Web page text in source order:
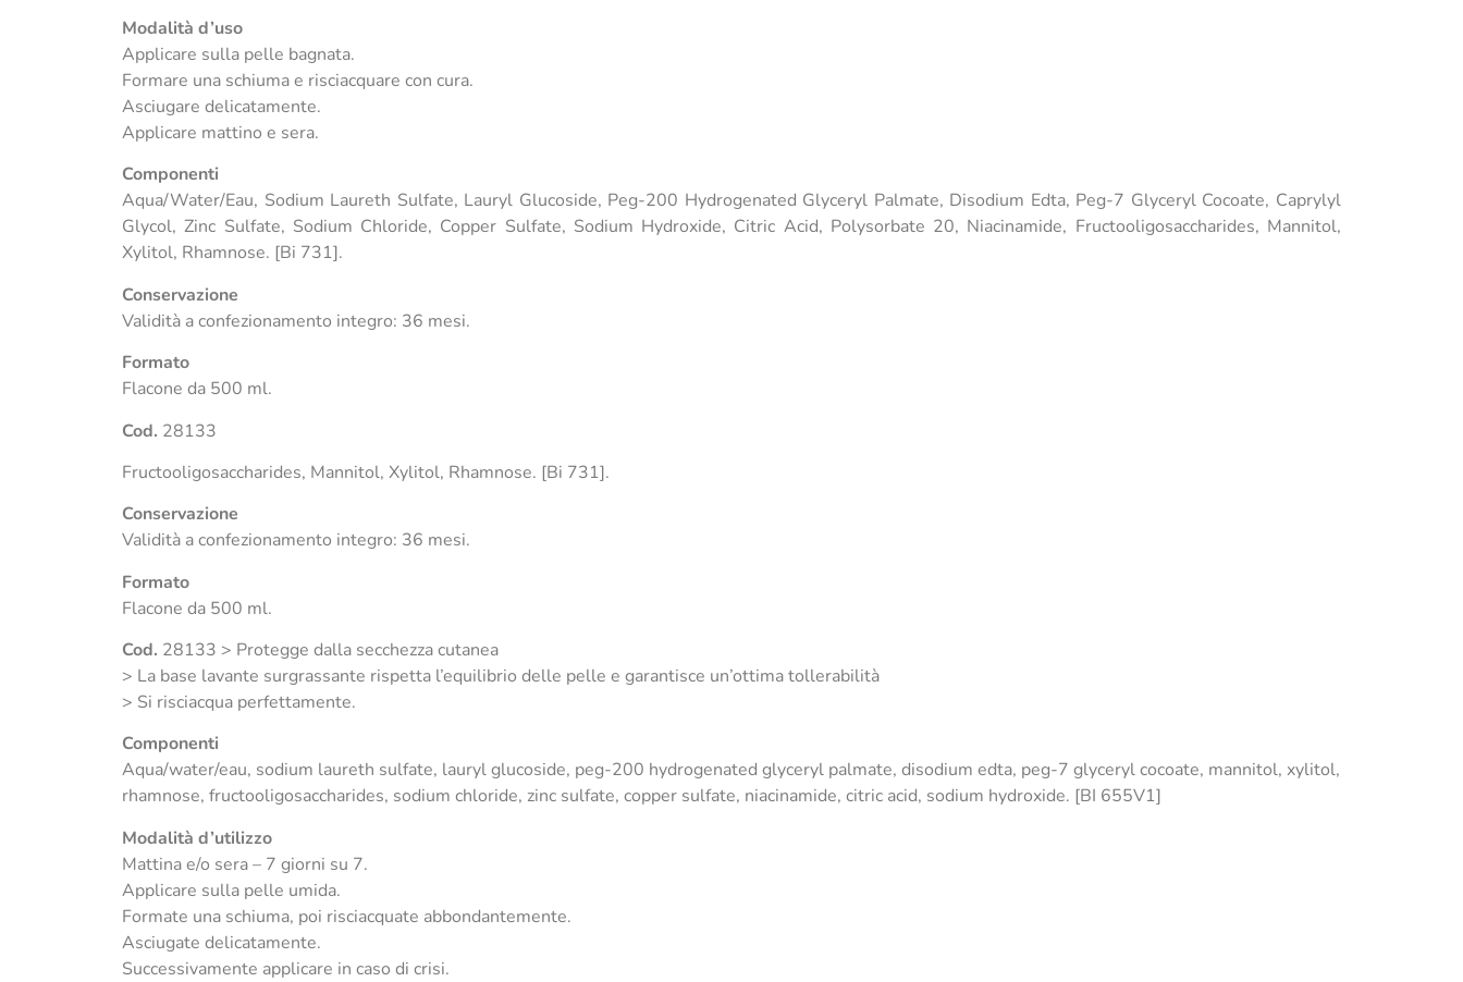
Modalità d’uso
Applicare sulla pelle bagnata.
Formare una schiuma e risciacquare con cura.
Asciugare delicatamente.
Applicare mattino e sera.
Componenti
Aqua/Water/Eau, Sodium Laureth Sulfate, Lauryl Glucoside, Peg-200 Hydrogenated Glyceryl Palmate, Disodium Edta, Peg-7 Glyceryl Cocoate, Caprylyl
Glycol, Zinc Sulfate, Sodium Chloride, Copper Sulfate, Sodium Hydroxide, Citric Acid, Polysorbate 20, Niacinamide, Fructooligosaccharides, Mannitol,
Xylitol, Rhamnose. [Bi 731].
Conservazione
Validità a confezionamento integro: 36 mesi.
Formato
Flacone da 500 ml.
Cod. 28133
Fructooligosaccharides, Mannitol, Xylitol, Rhamnose. [Bi 731].
Conservazione
Validità a confezionamento integro: 36 mesi.
Formato
Flacone da 500 ml.
Cod. 28133 > Protegge dalla secchezza cutanea
> La base lavante surgrassante rispetta l’equilibrio delle pelle e garantisce un’ottima tollerabilità
> Si risciacqua perfettamente.
Componenti
Aqua/water/eau, sodium laureth sulfate, lauryl glucoside, peg-200 hydrogenated glyceryl palmate, disodium edta, peg-7 glyceryl cocoate, mannitol, xylitol,
rhamnose, fructooligosaccharides, sodium chloride, zinc sulfate, copper sulfate, niacinamide, citric acid, sodium hydroxide. [BI 655V1]
Modalità d’utilizzo
Mattina e/o sera – 7 giorni su 7.
Applicare sulla pelle umida.
Formate una schiuma, poi risciacquate abbondantemente.
Asciugate delicatamente.
Successivamente applicare in caso di crisi.